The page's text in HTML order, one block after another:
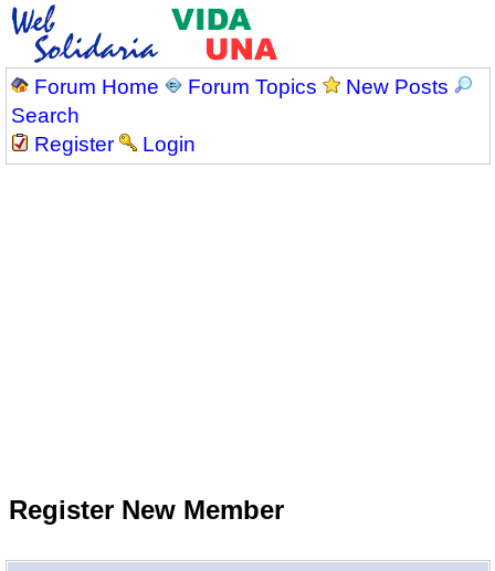
Forum Home Forum Topics
New Posts
Search
Register
Login
Register New Member